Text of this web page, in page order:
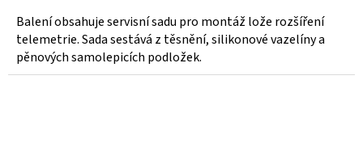
Balení obsahuje servisní sadu pro montáž lože rozšíření
telemetrie. Sada sestává z těsnění, silikonové vazelíny a
pěnových samolepicích podložek.